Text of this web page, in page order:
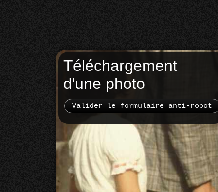
Téléchargement
d'une photo